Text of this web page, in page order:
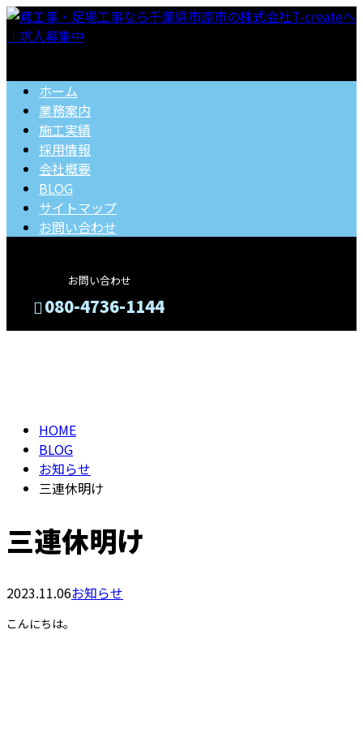
ホーム
業務案内
施工実績
採用情報
会社概要
BLOG
サイトマップ
お問い合わせ
お問い合わせ
080-4736-1144
HOME
BLOG
お知らせ
三連休明け
三連休明け
2023.11.06お知らせ
こんにちは。